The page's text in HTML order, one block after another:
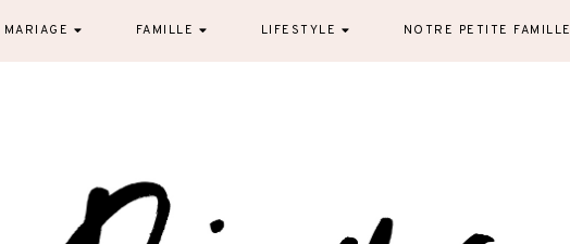
MARIAGE FAMILLE LIFESTYLE NOTRE PETITE FAMILLE